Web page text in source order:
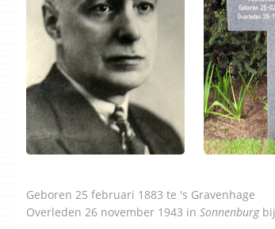
Geboren 25 februari 1883 te 's Gravenhage
Overleden 26 november 1943 in Sonnenburgbij